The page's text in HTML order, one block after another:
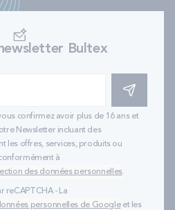
Bultex
S'INSCRIRE
confirmez avoir plus de 16 ans et
Newsletter incluant des
les offres, services, produits ou
à
des données personnelles.
reCAPTCHA - La
personnelles de Googleet les